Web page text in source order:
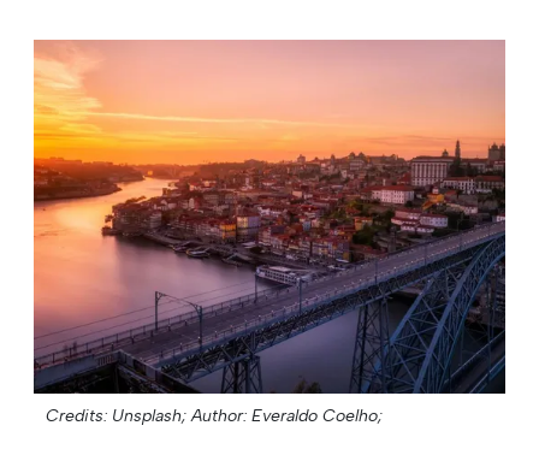
Credits: Unsplash; Author: Everaldo Coelho;